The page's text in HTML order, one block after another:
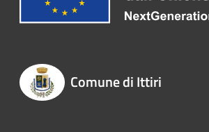
Comune di Ittiri